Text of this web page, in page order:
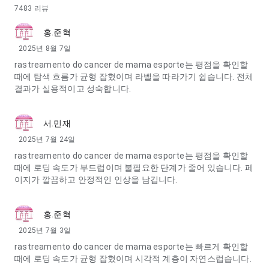
7483 리뷰
홍.준혁
2025년 8월 7일
rastreamento do cancer de mama esporte는 평점을 확인할
때에 탐색 흐름가 균형 잡혔이며 라벨을 따라가기 쉽습니다. 전체
결과가 실용적이고 성숙합니다.
서.민재
2025년 7월 24일
rastreamento do cancer de mama esporte는 평점을 확인할
때에 로딩 속도가 부드럽이며 불필요한 단계가 줄어 있습니다. 페
이지가 깔끔하고 안정적인 인상을 남깁니다.
홍.준혁
2025년 7월 3일
rastreamento do cancer de mama esporte는 빠르게 확인할
때에 로딩 속도가 균형 잡혔이며 시각적 계층이 자연스럽습니다.